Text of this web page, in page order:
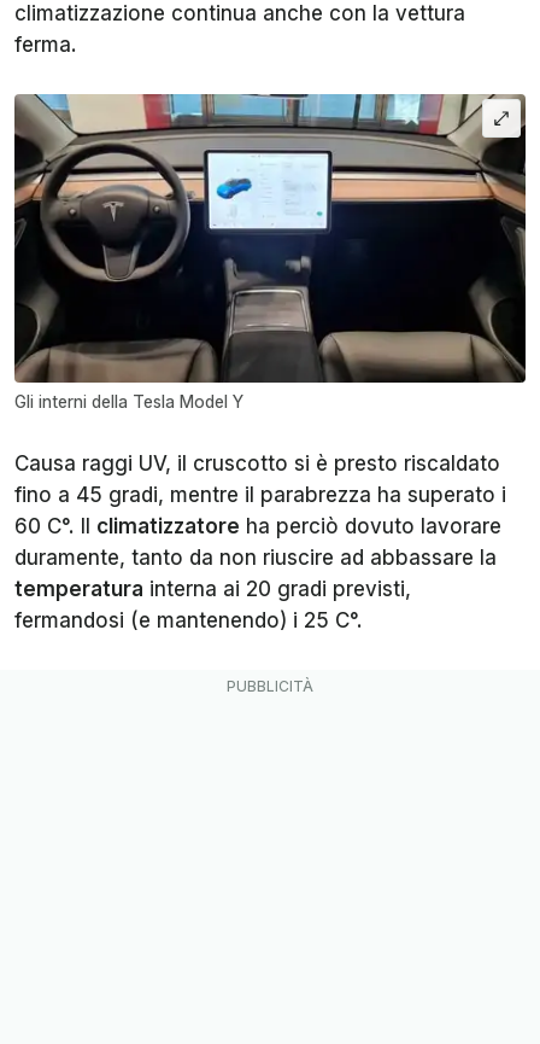
climatizzazione continua anche con la vettura
ferma.
Gli interni della Tesla Model Y
Causa raggi UV, il cruscotto si è presto riscaldato
fino a 45 gradi, mentre il parabrezza ha superato i
60 C°. Il climatizzatore ha perciò dovuto lavorare
duramente, tanto da non riuscire ad abbassare la
temperatura interna ai 20 gradi previsti,
fermandosi (e mantenendo) i 25 C°.